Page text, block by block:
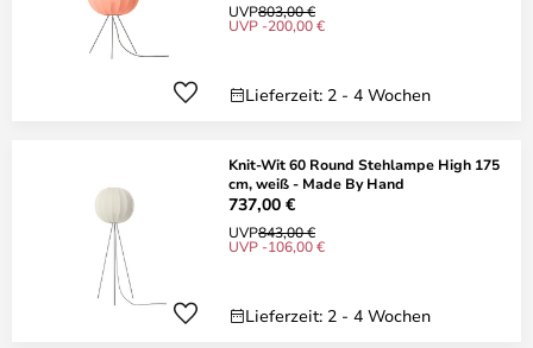
UVP803,00 €
UVP -200,00 €
Lieferzeit: 2 - 4 Wochen
Knit-Wit 60 Round Stehlampe High 175
cm, weiß - Made By Hand
737,00 €
UVP843,00 €
UVP -106,00 €
Lieferzeit: 2 - 4 Wochen